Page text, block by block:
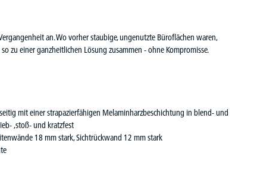
an. Wo vorher staubige, ungenutzte Büroflächen waren,
zu einer ganzheitlichen Lösung zusammen - ohne Kompromisse.
mit einer strapazierfähigen Melaminharzbeschichtung in blend- und
,stoß- und kratzfest
18 mm stark, Sichtrückwand 12 mm stark